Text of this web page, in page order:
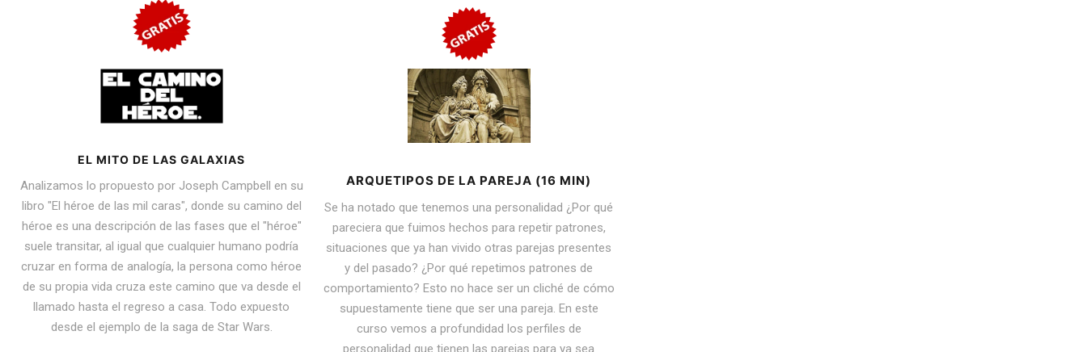
EL MITO DE LAS GALAXIAS
Analizamos lo propuesto por Joseph Campbell en su
libro "El héroe de las mil caras", donde su camino del
héroe es una descripción de las fases que el "héroe"
suele transitar, al igual que cualquier humano podría
cruzar en forma de analogía, la persona como héroe
de su propia vida cruza este camino que va desde el
llamado hasta el regreso a casa. Todo expuesto
desde el ejemplo de la saga de Star Wars.
ARQUETIPOS DE LA PAREJA (16 MIN)
Se ha notado que tenemos una personalidad ¿Por qué
pareciera que fuimos hechos para repetir patrones,
situaciones que ya han vivido otras parejas presentes
y del pasado? ¿Por qué repetimos patrones de
comportamiento? Esto no hace ser un cliché de cómo
supuestamente tiene que ser una pareja. En este
curso vemos a profundidad los perfiles de